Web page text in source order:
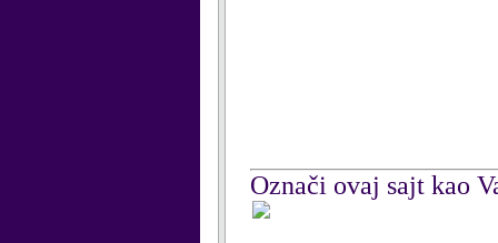
Označi ovaj sajt kao